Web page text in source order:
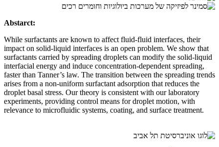
Abstarct:
While surfactants are known to affect fluid-fluid interfaces, their
impact on solid-liquid interfaces is an open problem. We show that
surfactants carried by spreading droplets can modify the solid-liquid
interfacial energy and induce concentration-dependent spreading,
faster than Tanner’s law. The transition between the spreading trends
arises from a non-uniform surfactant adsorption that reduces the
droplet basal stress. Our theory is consistent with our laboratory
experiments, providing control means for droplet motion, with
relevance to microfluidic systems, coating, and surface treatment.